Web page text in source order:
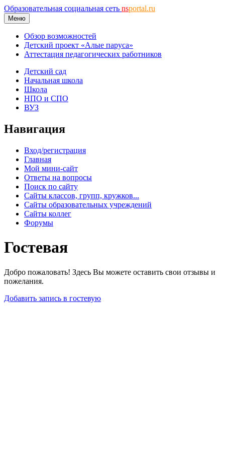
Образовательная социальная сеть nsportal.ru
Меню
Обзор возможностей
Детский проект «Алые паруса»
Аттестация педагогических работников
Детский сад
Начальная школа
Школа
НПО и СПО
ВУЗ
Навигация
Вход/регистрация
Главная
Мой мини-сайт
Ответы на вопросы
Поиск по сайту
Сайты классов, групп, кружков...
Сайты образовательных учреждений
Сайты коллег
Форумы
Гостевая
Добро пожаловать! Здесь Вы можете оставить свои отзывы и
пожелания.
Добавить запись в гостевую